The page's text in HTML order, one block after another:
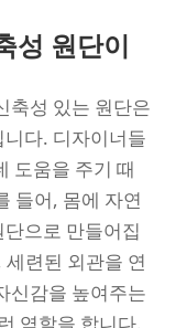
성 원단이
축성 있는 원단은
다. 디자이너들
도움을 주기 때
들어, 몸에 자연
으로 만들어집
련된 외관을 연
신감을 높여주는